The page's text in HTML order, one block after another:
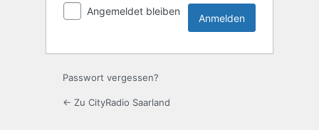
Angemeldet bleiben
Passwort vergessen?
← Zu CityRadio Saarland